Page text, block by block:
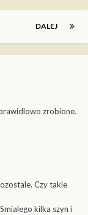
DALEJ
zrobione.
Czy takie
kilka szyn i